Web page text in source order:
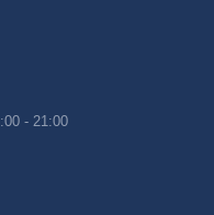
- 21:00